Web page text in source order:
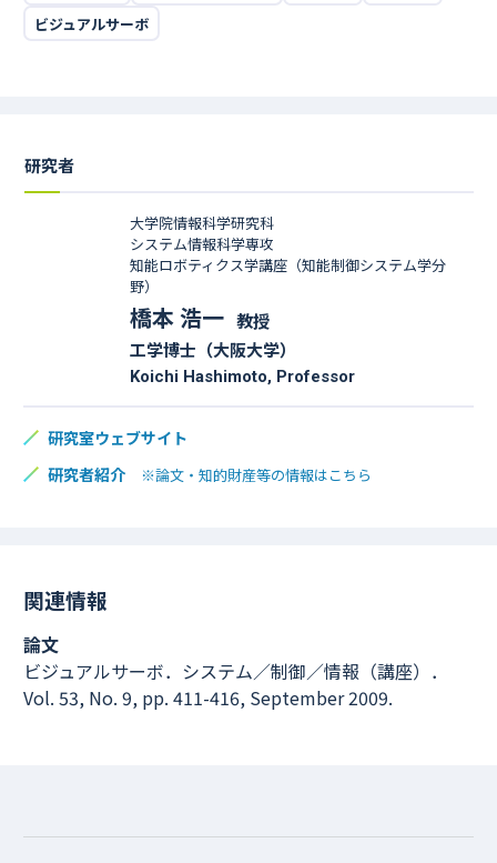
ビジュアルサーボ
研究者
大学院情報科学研究科
システム情報科学専攻
知能ロボティクス学講座（知能制御システム学分
野）
橋本 浩一 教授
工学博士（大阪大学）
Koichi Hashimoto, Professor
研究室ウェブサイト
研究者紹介
※論文・知的財産等の情報はこちら
関連情報
論文
ビジュアルサーボ．システム／制御／情報（講座）．
Vol. 53, No. 9, pp. 411-416, September 2009.